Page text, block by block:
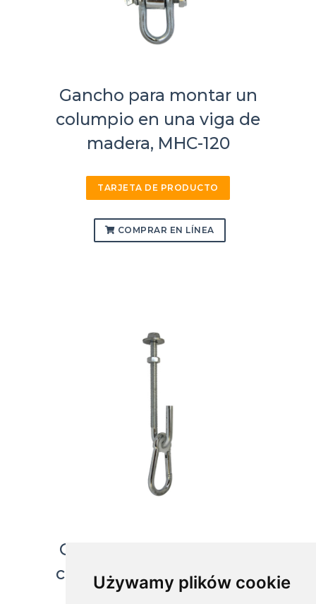
Używamy plików cookie
Gancho para montar un
columpio en una viga de
madera, MHC-120
TARJETA DE PRODUCTO
COMPRAR EN LÍNEA
Gancho para montar un
columpio en una viga de
madera, MHB-130